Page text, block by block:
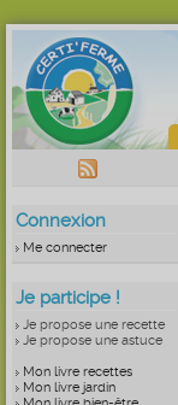
Connexion
Me connecter
Je participe !
Je propose une recette
Je propose une astuce
Mon livre recettes
Mon livre jardin